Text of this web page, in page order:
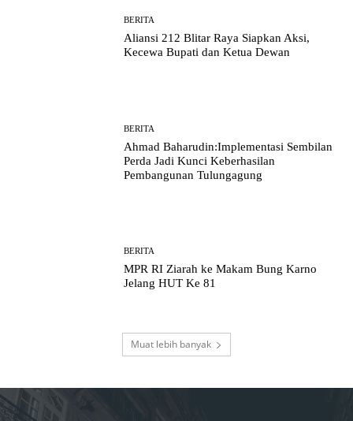
BERITA
Aliansi 212 Blitar Raya Siapkan Aksi,
Kecewa Bupati dan Ketua Dewan
BERITA
Ahmad Baharudin:Implementasi Sembilan
Perda Jadi Kunci Keberhasilan
Pembangunan Tulungagung
BERITA
MPR RI Ziarah ke Makam Bung Karno
Jelang HUT Ke 81
Muat lebih banyak